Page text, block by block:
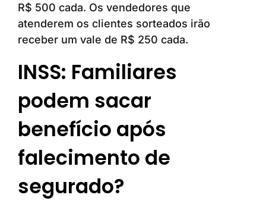
R$ 500 cada. Os vendedores que
atenderem os clientes sorteados irão
receber um vale de R$ 250 cada.
INSS: Familiares
podem sacar
benefício após
falecimento de
segurado?